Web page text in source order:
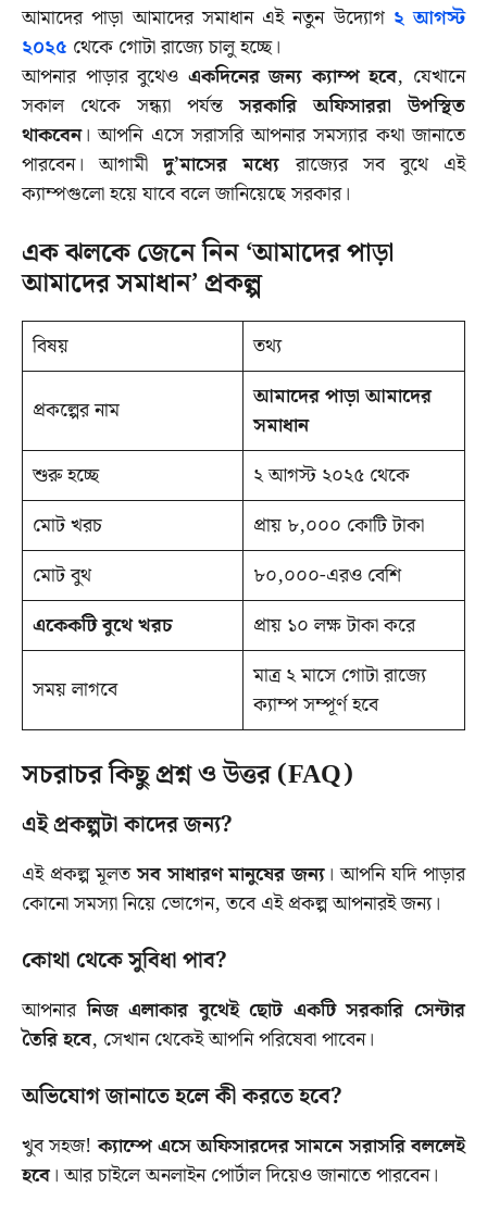
আমাদের পাড়া আমাদের সমাধান এই নতুন উদ্যোগ ২ আগস্ট
২০২৫ থেকে গোটা রাজ্যে চালু হচ্ছে।
আপনার পাড়ার বুথেও একদিনের জন্য ক্যাম্প হবে, যেখানে
সকাল থেকে সন্ধ্যা পর্যন্তসরকারি অফিসাররা উপস্থিত
থাকবেন। আপনি এসে সরাসরি আপনার সমস্যার কথা জানাতে
পারবেন। আগামীদু’মাসের মধ্যে রাজ্যের সব বুথে এই
ক্যাম্পগুলো হয়ে যাবে বলে জানিয়েছে সরকার।
এক ঝলকে জেনে নিন ‘আমাদের পাড়া
আমাদের সমাধান’ প্রকল্প
বিষয় তথ্য
প্রকল্পের নাম
আমাদের পাড়া আমাদের
সমাধান
শুরু হচ্ছে
২ আগস্ট ২০২৫ থেকে
মোট খরচ
প্রায় ৮,০০০ কোটি টাকা
মোট বুথ
৮০,০০০-এরও বেশি
একেকটি বুথে খরচ
প্রায় ১০ লক্ষ টাকা করে
সময় লাগবে
মাত্র ২ মাসে গোটা রাজ্যে
ক্যাম্প সম্পূর্ণ হবে
সচরাচর কিছু প্রশ্ন ও উত্তর (FAQ)
এই প্রকল্পটা কাদের জন্য?
এই প্রকল্প মূলতসব সাধারণ মানুষের জন্য। আপনি যদি পাড়ার
কোনো সমস্যা নিয়ে ভোগেন, তবে এই প্রকল্প আপনারই জন্য।
কোথা থেকে সুবিধা পাব?
আপনারনিজ এলাকার বুথেই ছোট একটি সরকারি সেন্টার
তৈরি হবে, সেখান থেকেই আপনি পরিষেবা পাবেন।
অভিযোগ জানাতে হলে কী করতে হবে?
খুব সহজ!ক্যাম্পে এসে অফিসারদের সামনে সরাসরি বললেই
হবে। আর চাইলে অনলাইন পোর্টাল দিয়েও জানাতে পারবেন।